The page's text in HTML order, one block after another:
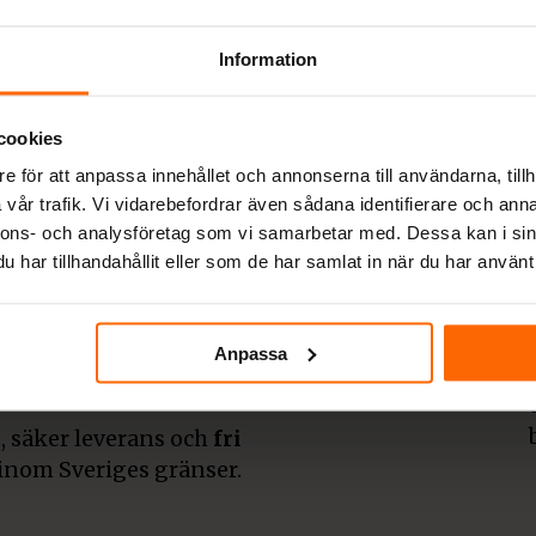
Information
för att anpassa innehållet och annonserna till användarna,
trafik. Vi vidarebefordrar även sådana identifierare och
och analysföretag som vi samarbetar med. Dessa kan i
har tillhandahållit eller som de har samlat in när du har
Anpassa
av
och klassiska
etablerade
bästa priser. Även
fri frakt.
vare er kunder
och smalspisar för
leverans och fri
Sveriges gränser.